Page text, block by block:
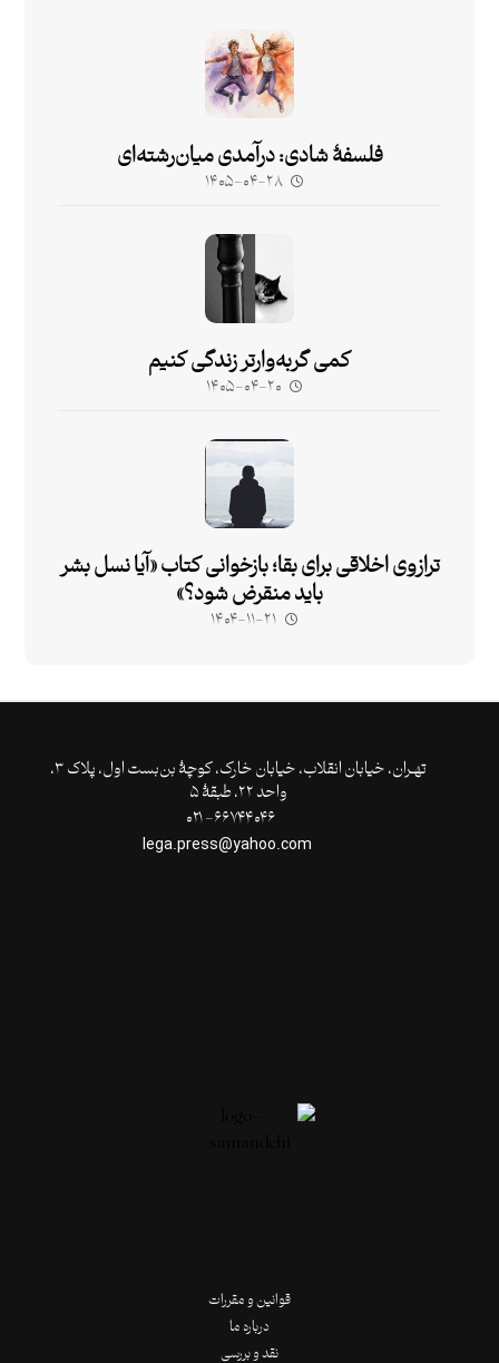
فلسفۀ شادی: درآمدی میان‌رشته‌ای
۱۴۰۵-۰۴-۲۸
کمی گربه‌وارتر زندگی کنیم
۱۴۰۵-۰۴-۲۰
ترازوی اخلاقی برای بقا؛ بازخوانی کتاب «آیا نسل بشر
باید منقرض شود؟»
۱۴۰۴-۱۱-۲۱
تهـران،‌ خیابان انقلاب، خیابان خارک، کوچۀ بن‌بست اول، پلاک ۳،
واحد ۲۲، طبقۀ ۵
قوانین و مقررات
درباره ما
نقد و بررسی